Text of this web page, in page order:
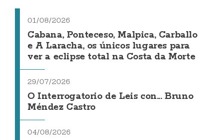
01/08/2026
Cabana, Ponteceso, Malpica, Carballo
e A Laracha, os únicos lugares para
ver a eclipse total na Costa da Morte
29/07/2026
O Interrogatorio de Leis con... Bruno
Méndez Castro
04/08/2026